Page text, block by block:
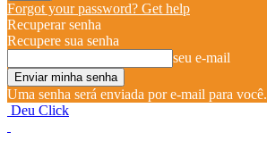
Forgot your password? Get help
Recuperar senha
Recupere sua senha
seu e-mail
Uma senha será enviada por e-mail para você.
Deu Click